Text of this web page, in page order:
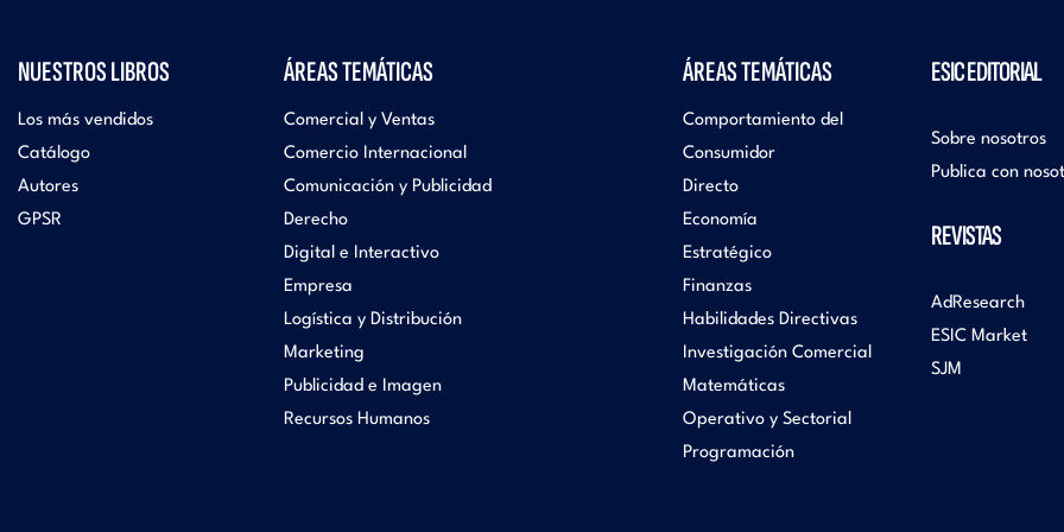
NUESTROS LIBROS
Los más vendidos
Catálogo
Autores
GPSR
ÁREAS TEMÁTICAS
Comercial y Ventas
Comercio Internacional
Comunicación y Publicidad
Derecho
Digital e Interactivo
Empresa
Logística y Distribución
Marketing
Publicidad e Imagen
Recursos Humanos
ÁREAS TEMÁTICAS
Comportamiento del
Consumidor
Directo
Economía
Estratégico
Finanzas
Habilidades Directivas
Investigación Comercial
Matemáticas
Operativo y Sectorial
Programación
ESIC EDITORIAL
Sobre nosotros
Publica con
REVISTAS
AdResearch
ESIC Market
SJM